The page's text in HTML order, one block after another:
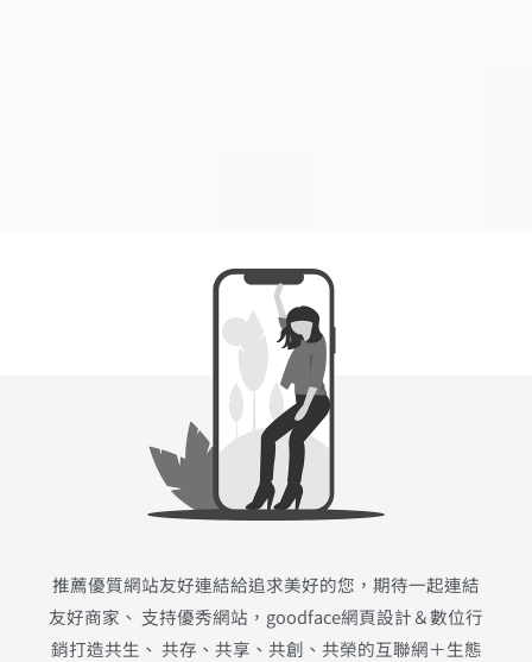
推薦優質網站友好連結給追求美好的您，期待⼀起連結
友好商家、 ⽀持優秀網站，goodface網頁設計＆數位行
銷打造共⽣、 共存、共享、共創、共榮的互聯網＋⽣態